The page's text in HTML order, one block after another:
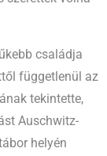
családja
függetlenül az
tekintette,
Auschwitz-
helyén